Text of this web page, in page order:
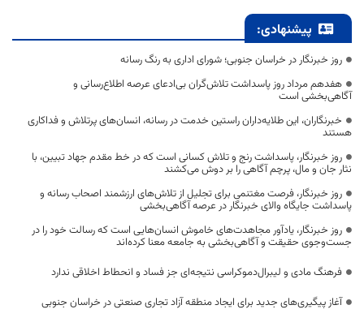
پیشنهادی:
روز خبرنگار در خراسان جنوبی؛ شورای اداری به رنگ رسانه
هفدهم مرداد روز پاسداشت تلاش‌گران بی‌ادعای عرصه اطلاع‌رسانی و
آگاهی‌بخشی است
خبرنگاران، این طلایه‌داران راستین خدمت در رسانه، انسان‌های پرتلاش و فداکاری
هستند
روز خبرنگار، پاسداشت رنج و تلاش کسانی است که در خط مقدم جهاد تبیین، با
نثار جان و مال، پرچم آگاهی را بر دوش می‌کشند
روز خبرنگار، فرصت مغتنمی برای تجلیل از تلاش‌های ارزشمند اصحاب رسانه و
پاسداشت جایگاه والای خبرنگار در عرصه آگاهی‌بخشی
روز خبرنگار، یادآور مجاهدت‌های خاموش انسان‌هایی است که رسالت خود را در
جست‌وجوی حقیقت و آگاهی‌بخشی به جامعه معنا کرده‌اند
فرهنگ مادی و لیبرال‌دموکراسی نتیجه‌ای جز فساد و انحطاط اخلاقی ندارد
آغاز پیگیری‌های جدید برای ایجاد منطقه آزاد تجاری صنعتی در خراسان جنوبی